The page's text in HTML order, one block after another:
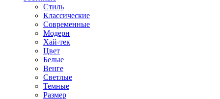
Стиль
Классические
Современные
Модерн
Хай-тек
Цвет
Белые
Венге
Светлые
Темные
Размер